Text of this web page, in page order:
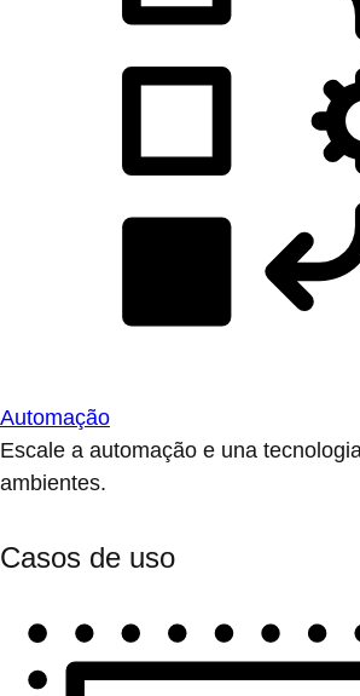
Automação
Escale a automação e una
ambientes.
Casos de uso